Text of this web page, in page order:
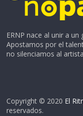
ERNP nace al unir a
Apostamos por el
no silenciamos al
Copyright © 2020 El
reservados.